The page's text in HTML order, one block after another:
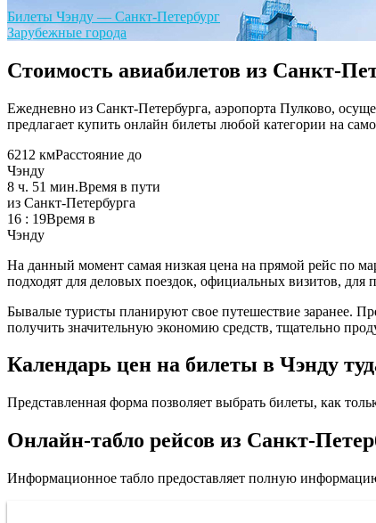
Билеты Чэнду — Санкт-Петербург
Зарубежные города
Стоимость авиабилетов из Санкт-
Ежедневно из Санкт-Петербурга, аэропорта Пулково,
предлагает купить онлайн билеты любой категории на
6212 кмРасстояние до
Чэнду
8 ч. 51 мин.Время в пути
из Санкт-Петербурга
16 : 19Время в
Чэнду
На данный момент самая низкая цена на прямой рейс по
подходят для деловых поездок, официальных визитов, для
Бывалые туристы планируют свое путешествие заранее.
получить значительную экономию средств, тщательно
Календарь цен на билеты в Чэнду
Представленная форма позволяет выбрать билеты, как
Онлайн-табло рейсов из Санкт-
Информационное табло предоставляет полную